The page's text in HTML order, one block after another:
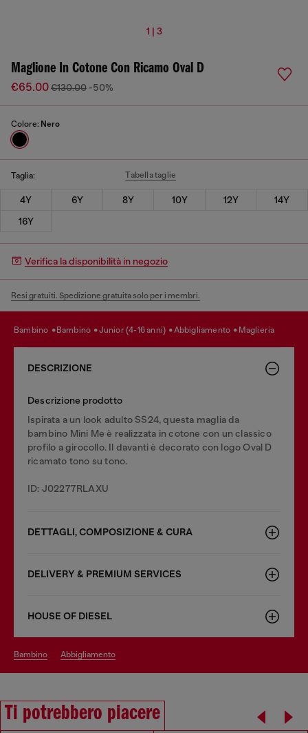
1 | 3
Maglione In Cotone Con Ricamo Oval D
€65.00€130.00 -50%
Colore: Nero
Taglia: Tabella taglie
4Y 6Y 8Y 10Y 12Y
14Y
16Y
Verifica la disponibilità in negozio
Resi gratuiti. Spedizione gratuita solo per i membri.
bambino bambino junior (4-16 anni) abbigliamento maglieria
DESCRIZIONE
Descrizione prodotto
Ispirata a un look adulto SS24, questa maglia da
bambino Mini Me è realizzata in cotone con un classico
profilo a girocollo. Il davanti è decorato con logo Oval D
ricamato tono su tono.
ID: J02277RLAXU
DETTAGLI, COMPOSIZIONE & CURA
DELIVERY & PREMIUM SERVICES
HOUSE OF DIESEL
bambino abbigliamento
Ti potrebbero piacere